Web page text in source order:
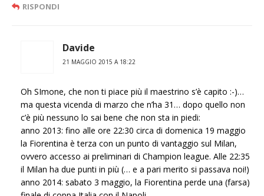
RISPONDI
Davide
21 MAGGIO 2015 A 18:22
Oh SImone, che non ti piace più il maestrino s’è capito :-)…
ma questa vicenda di marzo che n’ha 31… dopo quello non
c’è più nessuno lo sai bene che non sta in piedi:
anno 2013: fino alle ore 22:30 circa di domenica 19 maggio
la Fiorentina è terza con un punto di vantaggio sul Milan,
ovvero accesso ai preliminari di Champion league. Alle 22:35
il Milan ha due punti in più (… e a pari merito si passava noi!)
anno 2014: sabato 3 maggio, la Fiorentina perde una (farsa)